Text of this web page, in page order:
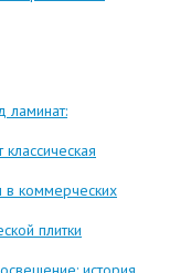
ламинат:
в коммерческих
плитки